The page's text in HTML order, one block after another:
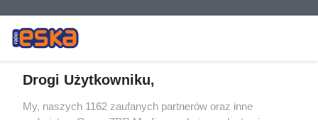
Drogi Użytkowniku,
My, naszych 1162 zaufanych partnerów oraz inne